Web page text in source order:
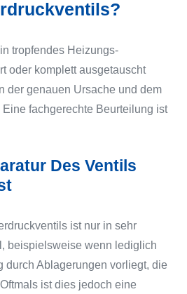
tropfendes Heizungs-
oder komplett ausgetauscht
der genauen Ursache und dem
fachgerechte Beurteilung ist
Des Ventils
ist nur in sehr
beispielsweise wenn lediglich
durch Ablagerungen vorliegt, die
ist dies jedoch eine